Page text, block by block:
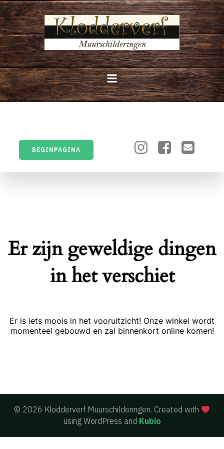
BEGINPAGINA
Er zijn geweldige dingen
in het verschiet
Er is iets moois in het vooruitzicht! Onze winkel wordt
momenteel gebouwd en zal binnenkort online komen!
© 2026 Klodderverf Muurschilderingen. Created with
using WordPress and Kubio